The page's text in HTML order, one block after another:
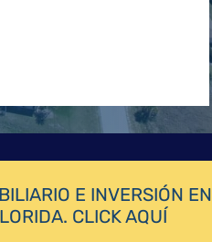
E INVERSIÓN EN
CLICK AQUÍ